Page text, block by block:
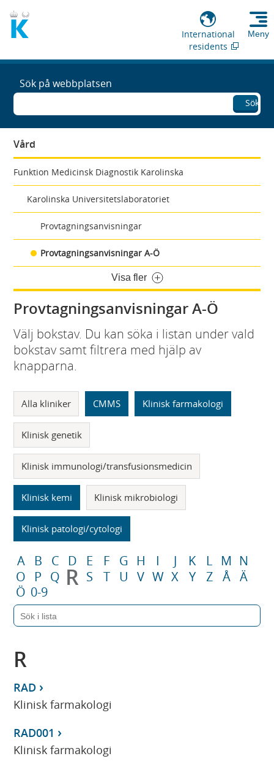
International
residents
Meny
Sök på webbplatsen
Sök
Vård
Funktion Medicinsk Diagnostik Karolinska
Karolinska Universitetslaboratoriet
Provtagningsanvisningar
Provtagningsanvisningar A-Ö
Visa fler
Provtagningsanvisningar A-Ö
Välj bokstav. Du kan söka i listan under vald
bokstav samt filtrera med hjälp av
knapparna.
Alla kliniker CMMS Klinisk farmakologi
Klinisk genetik
Klinisk immunologi/transfusionsmedicin
Klinisk kemi Klinisk mikrobiologi
Klinisk patologi/cytologi
A B C D E F G H I J K L M N
O
P Q R S T U V W X Y Z Å Ä
Ö 0-9
R
RAD
Klinisk farmakologi
RAD001
Klinisk farmakologi